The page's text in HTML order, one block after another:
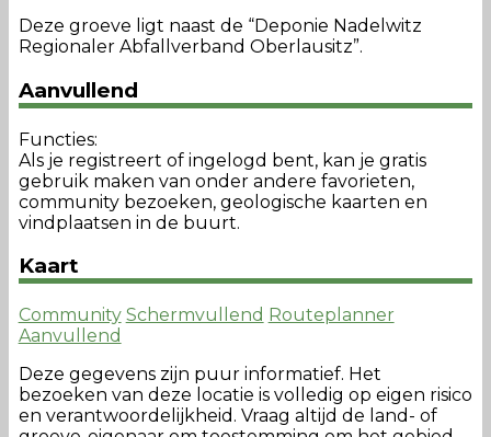
Deze groeve ligt naast de “Deponie Nadelwitz
Regionaler Abfallverband Oberlausitz”.
Aanvullend
Functies:
Als je registreert of ingelogd bent, kan je gratis
gebruik maken van onder andere favorieten,
community bezoeken, geologische kaarten en
vindplaatsen in de buurt.
Kaart
Community Schermvullend Routeplanner
Aanvullend
Deze gegevens zijn puur informatief. Het
bezoeken van deze locatie is volledig op eigen risico
en verantwoordelijkheid. Vraag altijd de land- of